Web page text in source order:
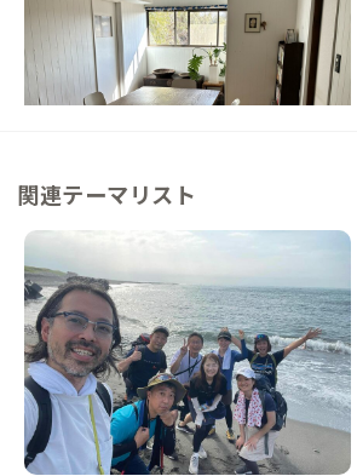
戸建て
【東京から60分】多国籍文化が交差する港
町で、落ち着いた暮らしを楽しむ家
この家からの距離 2km
関連テーマリスト